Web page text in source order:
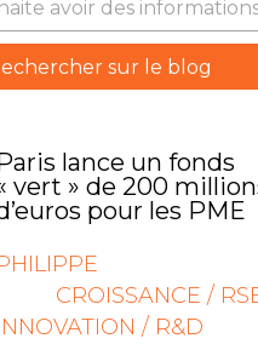
lance un fonds
vert » de 200
pour les PME
CROISSANCE /
/ R&D